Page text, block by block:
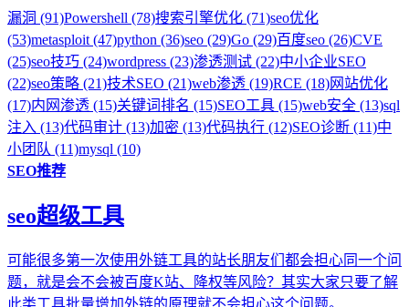
漏洞 (91)Powershell (78)搜索引擎优化 (71)seo优化
(53)metasploit (47)python (36)seo (29)Go (29)百度seo (26)CVE
(25)seo技巧 (24)wordpress (23)渗透测试 (22)中小企业SEO
(22)seo策略 (21)技术SEO (21)web渗透 (19)RCE (18)网站优化
(17)内网渗透 (15)关键词排名 (15)SEO工具 (15)web安全 (13)sql
注入 (13)代码审计 (13)加密 (13)代码执行 (12)SEO诊断 (11)中
小团队 (11)mysql (10)
SEO推荐
seo超级工具
可能很多第一次使用外链工具的站长朋友们都会担心同一个问
题，就是会不会被百度K站、降权等风险？其实大家只要了解